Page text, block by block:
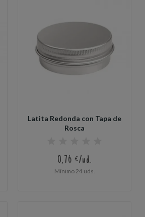
Latita Redonda con Tapa de
Rosca
0,76 €/ud.
Mínimo 24 uds.